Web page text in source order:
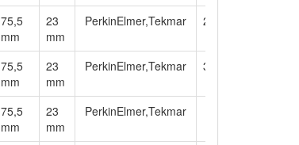
75,5
mm
23
mm
PerkinElmer,Tekmar 2
75,5
mm
23
mm
PerkinElmer,Tekmar 3
75,5
mm
23
mm
PerkinElmer,Tekmar